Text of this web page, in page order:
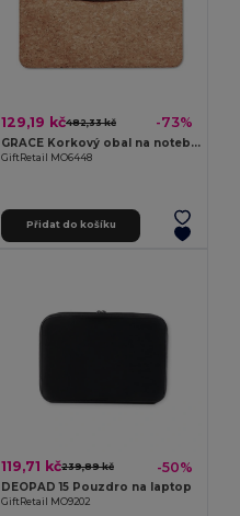
129,19 kč482,33 kč -73%
GRACE Korkový obal na notebook
GiftRetail MO6448
Přidat do košíku
119,71 kč239,89 kč -50%
DEOPAD 15 Pouzdro na laptop
GiftRetail MO9202